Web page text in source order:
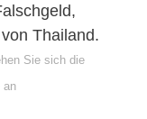
Thailand.
Sie sich die
an